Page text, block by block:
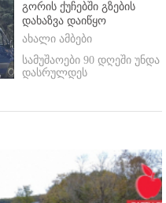
გორის ქუჩებში გზების
დახაზვა დაიწყო
ახალი ამბები
სამუშაოები 90 დღეში უნდა
დასრულდეს